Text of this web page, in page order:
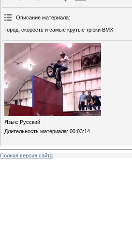
Описание материала:
Город, скорость и самые крутые трюки BMX.
Язык: Русский
Длительность материала: 00:03:14
Полная версия сайта